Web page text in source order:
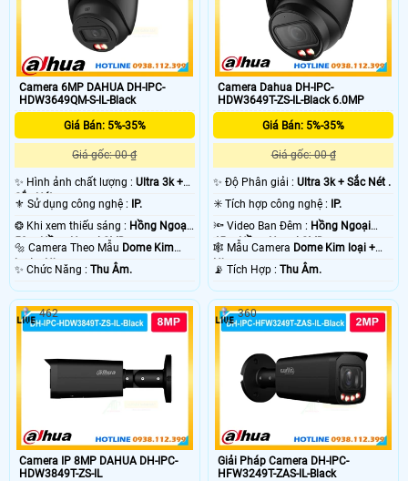
ngày lẫn đêm.
Camera 6MP DAHUA DH-IPC-
HDW3649QM-S-IL-Black
Giá Bán: 5%-35%
Giá gốc: 00 ₫
✨ Hình ảnh chất lượng : Ultra 3k +
Sắc Nét .
⚜️ Sử dụng công nghệ : IP.
❂ Khi xem thiếu sáng : Hồng Ngoại
50m Hồng Ngoại SMD.
🔩 Camera Theo Mẫu Dome Kim
loại + Nhựa.
️✨ Chức Năng : Thu Âm.
Camera Dahua DH-IPC-
HDW3649T-ZS-IL-Black 6.0MP
Giá Bán: 5%-35%
Giá gốc: 00 ₫
✨ Độ Phân giải :Ultra 3k + Sắc Nét .
✳️ Tích hợp công nghệ : IP.
🔦 Video Ban Đêm : Hồng Ngoại
45m Hồng Ngoại SMD.
🕸️ Mẫu Camera Dome Kim loại +
Nhựa.
️📡 Tích Hợp :Thu Âm.
Camera IP 8MP DAHUA DH-IPC-
HDW3849T-ZS-IL
462
Giải Pháp Camera DH-IPC-
HFW3249T-ZAS-IL-Black
360